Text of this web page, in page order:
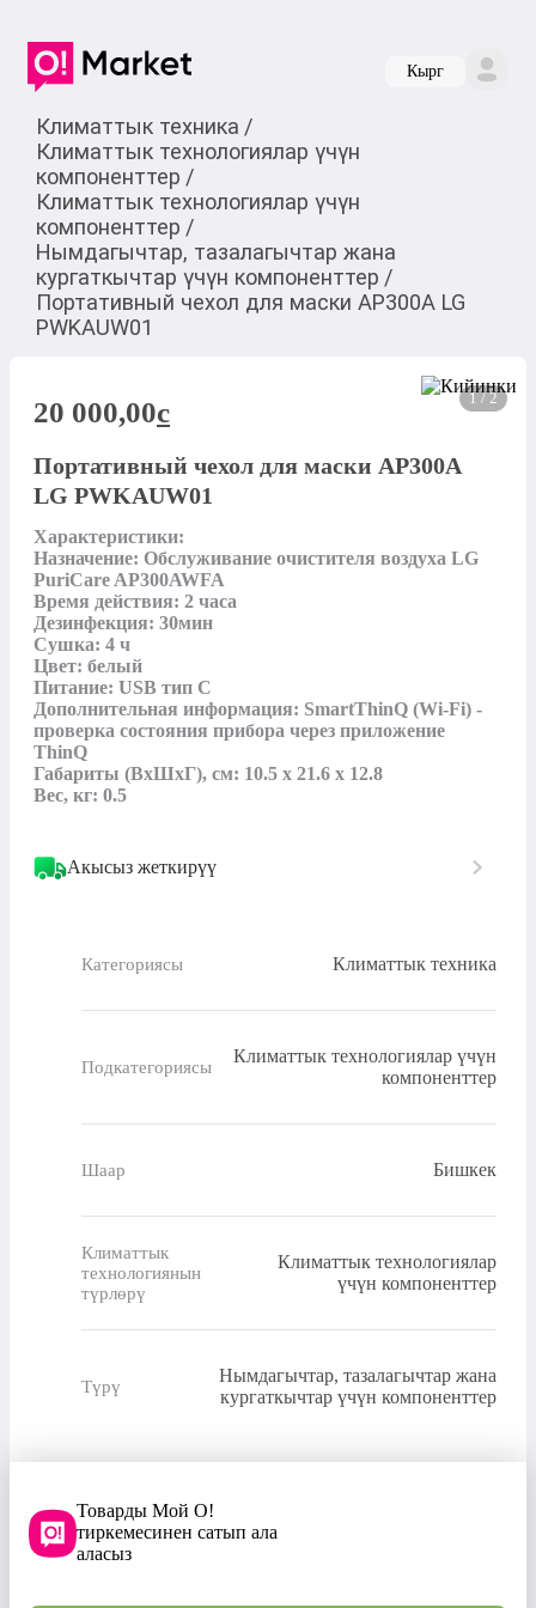
Кырг
Климаттык техника /
Климаттык технологиялар үчүн
компоненттер /
Климаттык технологиялар үчүн
компоненттер /
Нымдагычтар, тазалагычтар жана
кургаткычтар үчүн компоненттер /
Портативный чехол для маски AP300A LG
PWKAUW01
1 / 2
20 000,00c
Портативный чехол для маски AP300A
LG PWKAUW01
Характеристики:
Назначение: Обслуживание очистителя воздуха LG
PuriCare AP300AWFA
Время действия: 2 часа
Дезинфекция: 30мин
Сушка: 4 ч
Цвет: белый
Питание: USB тип C
Дополнительная информация: SmartThinQ (Wi-Fi) -
проверка состояния прибора через приложение
ThinQ
Габариты (ВхШхГ), см: 10.5 х 21.6 х 12.8
Вес, кг: 0.5
Акысыз жеткирүү
Категориясы Климаттык техника
Подкатегориясы
Климаттык технологиялар үчүн
компоненттер
Шаар Бишкек
Климаттык
технологиянын
түрлөрү
Климаттык технологиялар
үчүн компоненттер
Түрү
Нымдагычтар, тазалагычтар жана
кургаткычтар үчүн компоненттер
Товарды Мой О!
тиркемесинен сатып ала
аласыз